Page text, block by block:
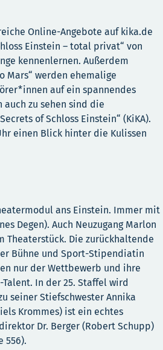
Online-Angebote auf kika.de
Einstein – total privat“ von
kennenlernen. Außerdem
Mars“ werden ehemalige
auf ein spannendes
zu sehen sind die
of Schloss Einstein“ (KiKA).
einen Blick hinter die Kulissen
ans Einstein. Immer mit
Degen). Auch Neuzugang Marlon
Theaterstück. Die zurückhaltende
Bühne und Sport-Stipendiatin
nur der Wettbewerb und ihre
In der 25. Staffel wird
seiner Stiefschwester Annika
Krommes) ist ein echtes
Dr. Berger (Robert Schupp)
556).